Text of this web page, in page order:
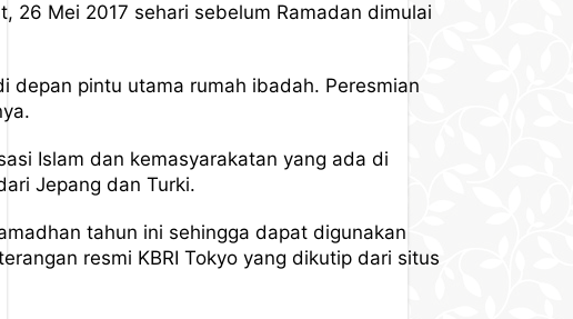
26 Mei 2017 sehari sebelum Ramadan dimulai
depan pintu utama rumah ibadah. Peresmian
Islam dan kemasyarakatan yang ada di
Jepang dan Turki.
tahun ini sehingga dapat digunakan
resmi KBRI Tokyo yang dikutip dari situs